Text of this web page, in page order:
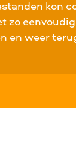
kon
zo
en weer